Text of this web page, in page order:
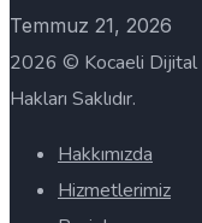
Temmuz 21, 2026
2026 © Kocaeli Dijital
Hakları Saklıdır.
Hakkımızda
Hizmetlerimiz